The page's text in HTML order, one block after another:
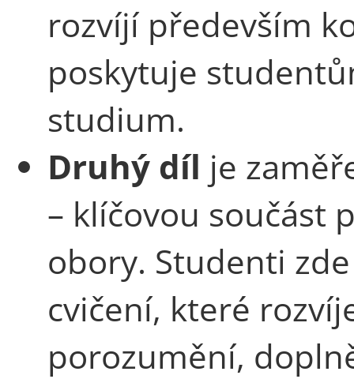
rozvíjí především
poskytuje
studium.
Druhý díl je
– klíčovou součást
obory. Studenti
cvičení, které
porozumění,